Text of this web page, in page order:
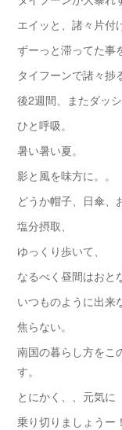
エイッと、諸々片付
ずーっと滞ってた事
タイフーンで諸々捗
後2週間、またダッ
ひと呼吸。
暑い暑い夏。
影と風を味方に。。
どうか帽子、日傘、
塩分摂取、
ゆっくり歩いて、
なるべく昼間はおと
いつものように出来
焦らない。
南国の暮らし方を
す。
とにかく、、元気に
乗り切りましょうー！